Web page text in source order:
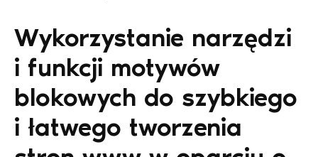
Wykorzystanie narzędzi
i funkcji motywów
blokowych do szybkiego
i łatwego tworzenia